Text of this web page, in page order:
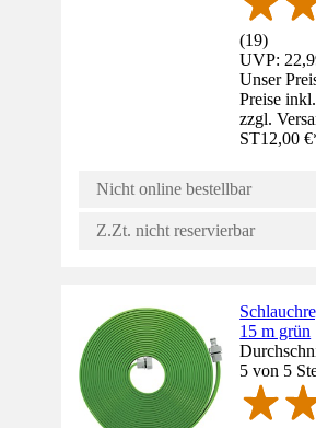
(19)
UVP:
Unser
Preise
zzgl.
ST12,00 €
Nicht online bestellbar
Z.Zt. nicht reservierbar
15 m grün
5 von 5